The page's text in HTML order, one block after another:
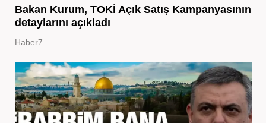
Bakan Kurum, TOKİ Açık Satış Kampanyasının
detaylarını açıkladı
Haber7